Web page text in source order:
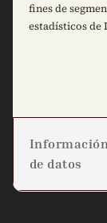
fines de
estadísticos de
de datos